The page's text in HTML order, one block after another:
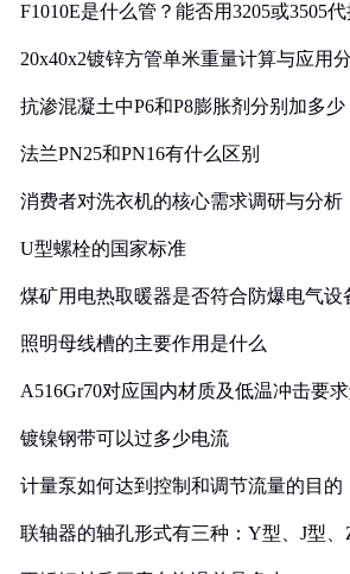
F1010E是什么管？能否用3205或3505代
20x40x2镀锌方管单米重量计算与应用
抗渗混凝土中P6和P8膨胀剂分别加多少
法兰PN25和PN16有什么区别
消费者对洗衣机的核心需求调研与分析
U型螺栓的国家标准
煤矿用电热取暖器是否符合防爆电气设
照明母线槽的主要作用是什么
A516Gr70对应国内材质及低温冲击要
镀镍钢带可以过多少电流
计量泵如何达到控制和调节流量的目的
联轴器的轴孔形式有三种：Y型、J型、